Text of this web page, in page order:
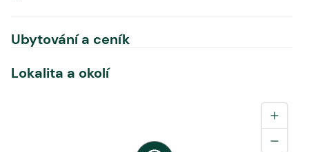
Ubytování a ceník
Lokalita a okolí